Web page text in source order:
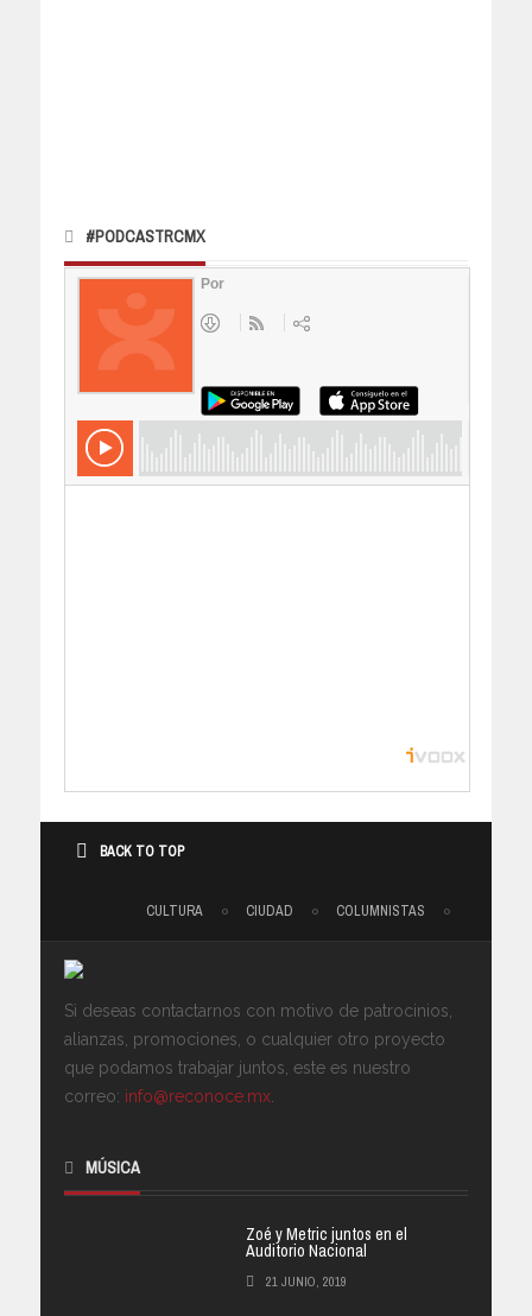
#PODCASTRCMX
BACK TO TOP
CULTURA CIUDAD COLUMNISTAS
Si deseas contactarnos con motivo de patrocinios,
alianzas, promociones, o cualquier otro proyecto
que podamos trabajar juntos, este es nuestro
correo: info@reconoce.mx.
MÚSICA
Zoé y Metric juntos en el
Auditorio Nacional
21 JUNIO, 2019